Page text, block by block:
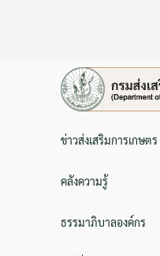
ข่าวส่งเสริมการเกษตร
คลังความรู้
ธรรมาภิบาลองค์กร